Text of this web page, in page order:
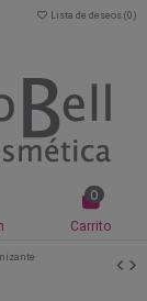
Lista de deseos (0 )
0
Carrito